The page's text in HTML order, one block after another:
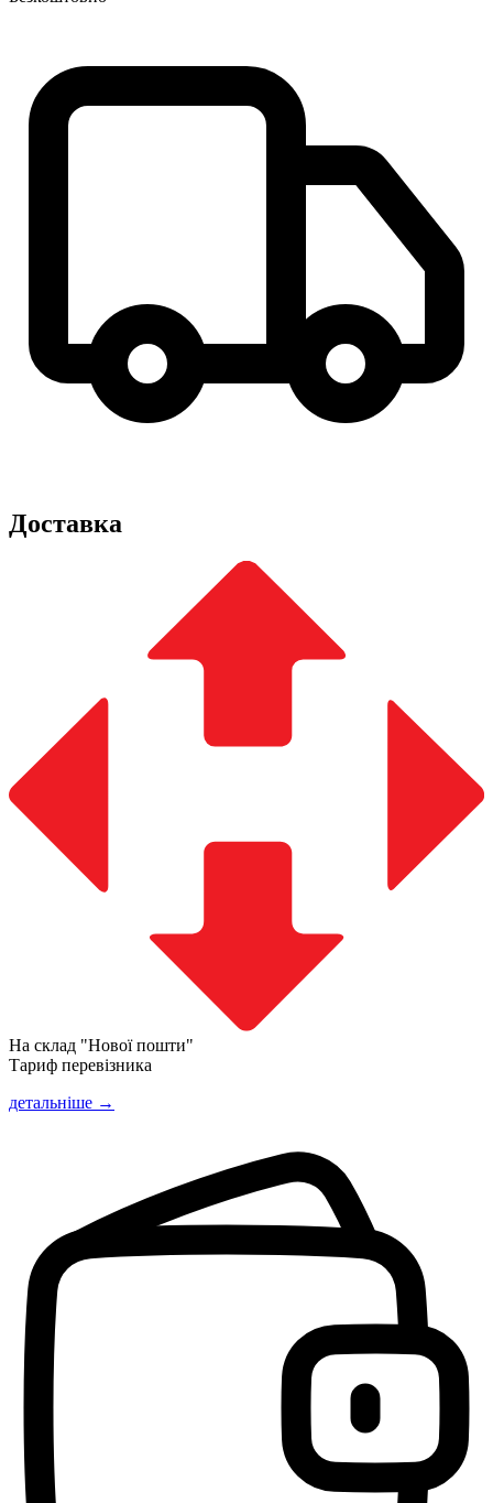
Доставка
На склад "Нової пошти"
Тариф перевізника
детальніше →